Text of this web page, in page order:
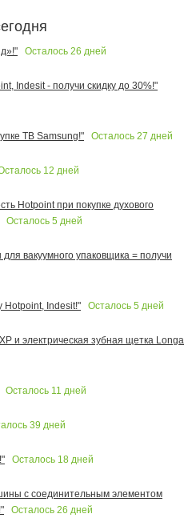
Осталось 26 дней
Indesit - получи скидку до 30%!"
ТВ Samsung!"
Осталось 27 дней
12 дней
Hotpoint при покупке духового
Осталось 5 дней
вакуумного упаковщика = получи
Hotpoint, Indesit!"
Осталось 5 дней
и электрическая зубная щетка Longa
Осталось 11 дней
39 дней
Осталось 18 дней
с соединительным элементом
Осталось 26 дней